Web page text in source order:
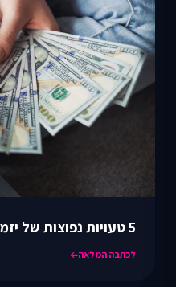
5 טעויות נפוצות של יזמים מתחילים
לכתבה המלאה